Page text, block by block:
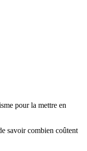
pour la mettre en
savoir combien coûtent